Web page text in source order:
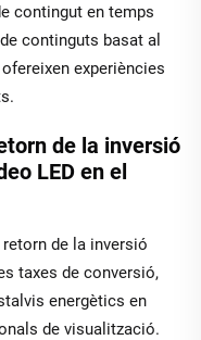
contingut en temps
continguts basat al
experiències
de la inversió
LED en el
de la inversió
taxes de conversió,
energètics en
de visualització.